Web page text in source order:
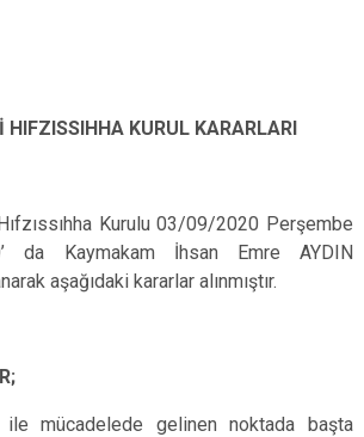
HIFZISSIHHA KURUL KARARLARI
Kurulu 03/09/2020 Perşembe
da Kaymakam İhsan Emre AYDIN
aşağıdaki kararlar alınmıştır.
ile mücadelede gelinen noktada başta